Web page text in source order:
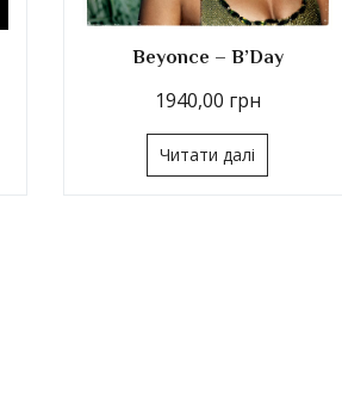
Beyonce – B’Day
1940,00 грн
Читати далі